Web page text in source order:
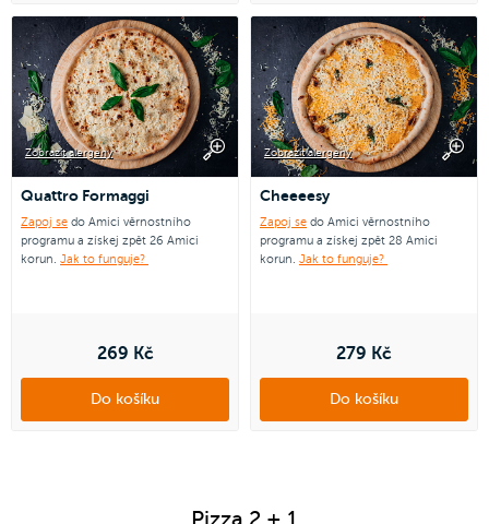
Zobrazit alergeny
Quattro Formaggi
Zapoj se do Amici věrnostního
programu a získej zpět 26 Amici
korun. Jak to funguje?
269 Kč
Do košíku
Zobrazit alergeny
Cheeeesy
Zapoj se do Amici věrnostního
programu a získej zpět 28 Amici
korun. Jak to funguje?
279 Kč
Do košíku